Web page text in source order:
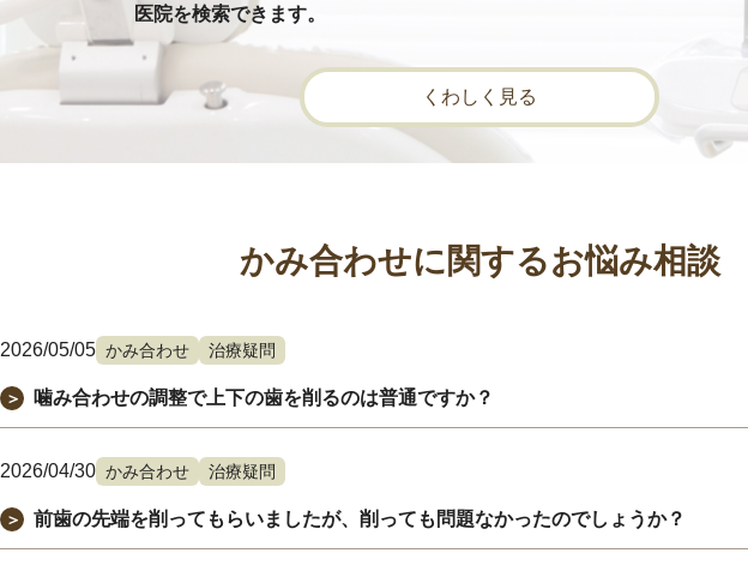
医院を検索できます。
くわしく見る
かみ合わせに関するお悩み相談
2026/05/05 かみ合わせ 治療疑問
＞ 噛み合わせの調整で上下の歯を削るのは普通ですか？
2026/04/30 かみ合わせ 治療疑問
＞ 前歯の先端を削ってもらいましたが、削っても問題なかったのでしょうか？